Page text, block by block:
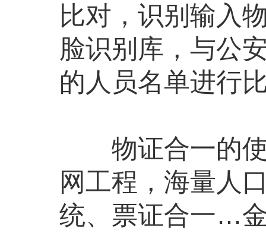
比对，识别输入
脸识别库，与公
的人员名单进行
物证合一的使
网工程，海量人
统、票证合一…